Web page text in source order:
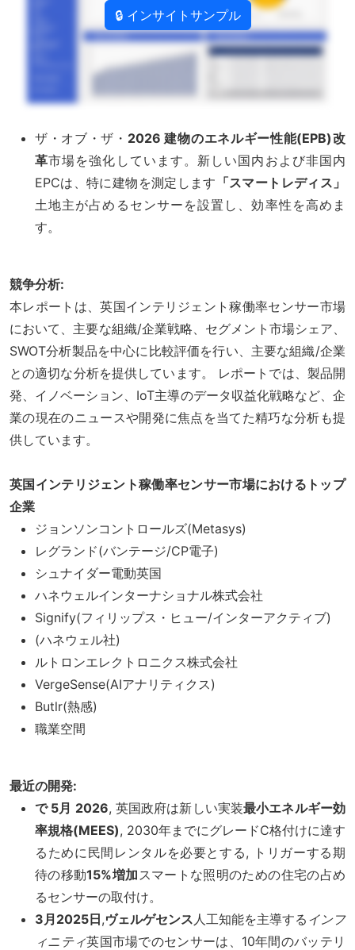
🔒 インサイトサンプル
ザ・オブ・ザ・ 2026 建物のエネルギー性能(EPB)改
革市場を強化しています。新しい国内および非国内
EPCは、特に建物を測定します 「スマートレディス」
土地主が占めるセンサーを設置し、効率性を高めま
す。
競争分析:
本レポートは、英国インテリジェント稼働率センサー市場
において、主要な組織/企業戦略、セグメント市場シェア、
SWOT分析製品を中心に比較評価を行い、主要な組織/企業
との適切な分析を提供しています。 レポートでは、製品開
発、イノベーション、IoT主導のデータ収益化戦略など、企
業の現在のニュースや開発に焦点を当てた精巧な分析も提
供しています。
英国インテリジェント稼働率センサー市場におけるトップ
企業
ジョンソンコントロールズ(Metasys)
レグランド(バンテージ/CP電子)
シュナイダー電動英国
ハネウェルインターナショナル株式会社
Signify(フィリップス・ヒュー/インターアクティブ)
(ハネウェル社)
ルトロンエレクトロニクス株式会社
VergeSense(AIアナリティクス)
Butlr(熱感)
職業空間
最近の開発:
で 5月 2026, 英国政府は新しい実装最小エネルギー効
率規格(MEES), 2030年までにグレードC格付けに達す
るために民間レンタルを必要とする, トリガーする期
待の移動15%増加 スマートな照明のための住宅の占め
るセンサーの取付け。
3月2025日,ヴェルゲセンス 人工知能を主導する インフ
ィニティ英国市場でのセンサーは、10年間のバッテリ